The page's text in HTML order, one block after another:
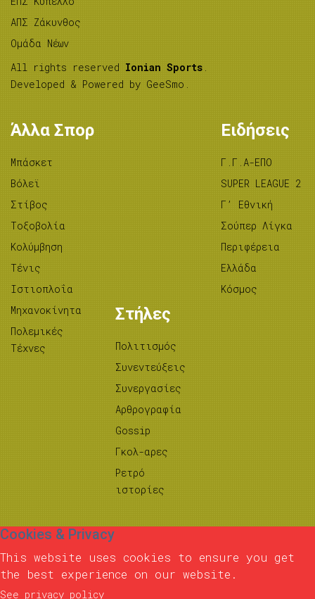
ΑΠΣ Ζάκυνθος
Ομάδα Νέων
All rights reserved Ionian Sports .
Developed & Powered by GeeSmo .
Άλλα Σπορ
Μπάσκετ
Βόλεϊ
Στίβος
Tοξοβολία
Κολύμβηση
Τένις
Ιστιοπλοΐα
Μηχανοκίνητα
Πολεμικές
Τέχνες
Ειδήσεις
Γ.Γ.Α-ΕΠΟ
SUPER LEAGUE 2
Γ’ Εθνική
Σούπερ Λίγκα
Περιφέρεια
Ελλάδα
Κόσμος
Στήλες
Πολιτισμός
Συνεντεύξεις
Συνεργασίες
Αρθρογραφία
Gossip
Γκολ-αρες
Ρετρό
ιστορίες
Cookies & Privacy
This website uses cookies to ensure you get
the best experience on our website.
See privacy policy